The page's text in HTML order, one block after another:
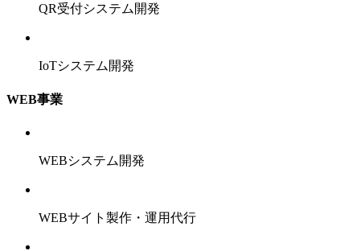
QR受付システム開発
IoTシステム開発
WEB事業
WEBシステム開発
WEBサイト製作・運用代行